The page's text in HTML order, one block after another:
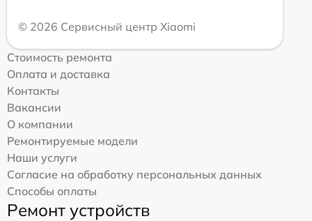
© 2026 Сервисный центр Xiaomi
Стоимость ремонта
Оплата и доставка
Контакты
Вакансии
О компании
Ремонтируемые модели
Наши услуги
Согласие на обработку персональных данных
Способы оплаты
Ремонт устройств